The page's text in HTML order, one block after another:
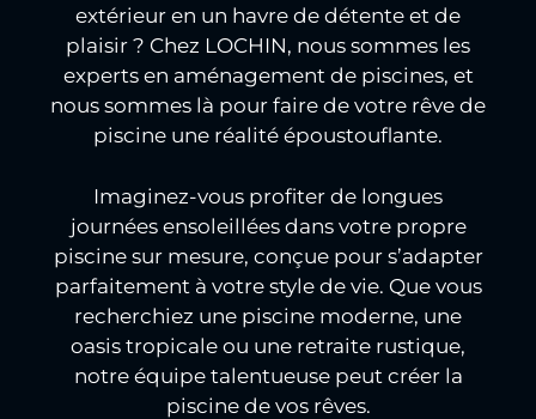
extérieur en un havre de détente et de
plaisir ? Chez LOCHIN, nous sommes les
experts en aménagement de piscines, et
nous sommes là pour faire de votre rêve de
piscine une réalité époustouflante.
Imaginez-vous profiter de longues
journées ensoleillées dans votre propre
piscine sur mesure, conçue pour s’adapter
parfaitement à votre style de vie. Que vous
recherchiez une piscine moderne, une
oasis tropicale ou une retraite rustique,
notre équipe talentueuse peut créer la
piscine de vos rêves.